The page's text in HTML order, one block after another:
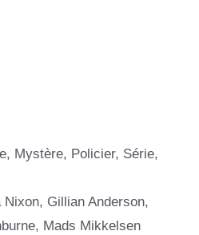
, Mystère, Policier, Série,
Nixon, Gillian Anderson,
, Mads Mikkelsen